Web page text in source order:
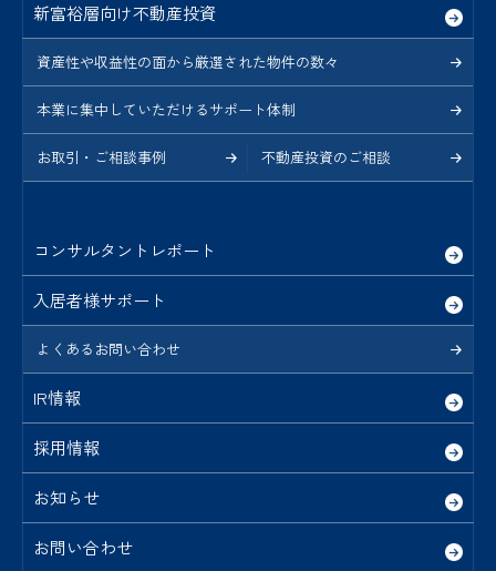
新富裕層向け不動産投資
資産性や収益性の面から厳選された物件の数々
本業に集中していただけるサポート体制
お取引・ご相談事例 不動産投資のご相談
コンサルタントレポート
入居者様サポート
よくあるお問い合わせ
IR情報
採用情報
お知らせ
お問い合わせ